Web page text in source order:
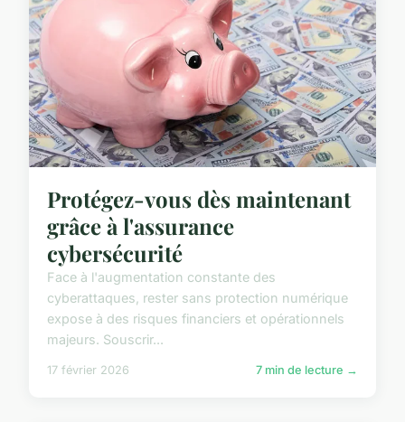
Protégez-vous dès maintenant
grâce à l'assurance
cybersécurité
Face à l'augmentation constante des
cyberattaques, rester sans protection numérique
expose à des risques financiers et opérationnels
majeurs. Souscrir...
17 février 2026 7 min de lecture →